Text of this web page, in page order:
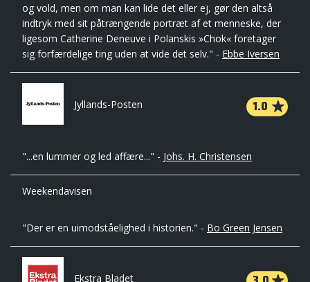
og vold, men om man kan lide det eller ej, gør den altså
indtryk med sit påtrængende portræt af et menneske, der
ligesom Catherine Deneuve i Polanskis »Chok« foretager
sig forfærdelige ting uden at vide det selv." - Ebbe Iversen
Jyllands-Posten 1.0
"...en lummer og led affære..." - Johs. H. Christensen
Weekendavisen
"Der er en uimodståelighed i historien." - Bo Green Jensen
Ekstra Bladet